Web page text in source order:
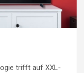
trifft auf XXL-